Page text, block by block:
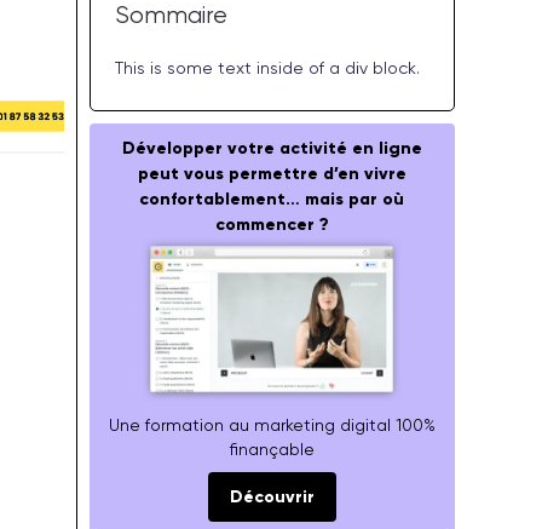
Sommaire
This is some text inside of a div block.
Développer votre activité en ligne
peut vous permettre d’en vivre
confortablement… mais par où
commencer ?
Une formation au marketing digital 100%
finançable
Découvrir